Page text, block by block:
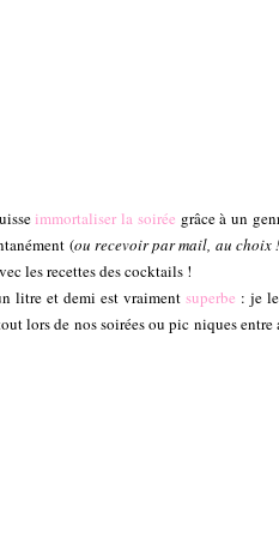
immortaliser la soirée grâce à un
(ou recevoir par mail, au choix
les recettes des cocktails !
litre et demi est vraimentsuperbe : je
lors de nos soirées ou pic niques entre